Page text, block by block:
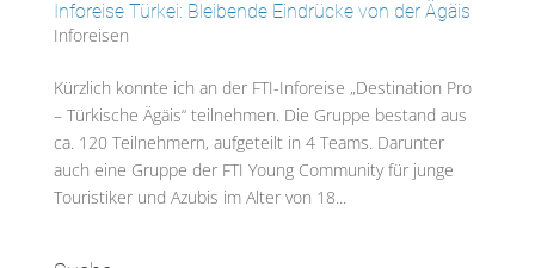
Inforeise Türkei: Bleibende Eindrücke von der Ägäis
Inforeisen
Kürzlich konnte ich an der FTI-Inforeise „Destination Pro
– Türkische Ägäis“ teilnehmen. Die Gruppe bestand aus
ca. 120 Teilnehmern, aufgeteilt in 4 Teams. Darunter
auch eine Gruppe der FTI Young Community für junge
Touristiker und Azubis im Alter von 18...